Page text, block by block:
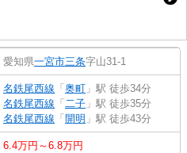
愛知県一宮市三条字山31-1
名鉄尾西線 「 奥町 」駅 徒歩34分
名鉄尾西線 「 二子 」駅 徒歩35分
名鉄尾西線 「 開明 」駅 徒歩43分
6.4万円～6.8万円